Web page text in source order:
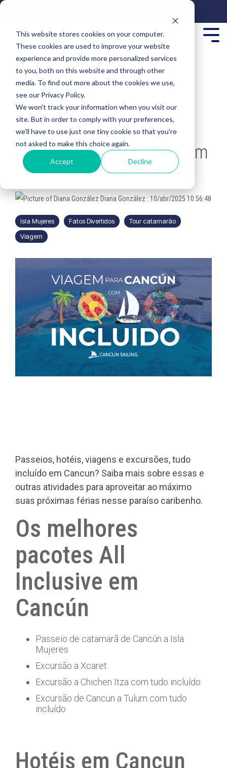
This website stores cookies on your computer.
These cookies are used to improve your website
experience and provide more personalized services
to you, both on this website and through other
media. To find out more about the cookies we use,
see our Privacy Policy.
We won't track your information when you visit our
site. But in order to comply with your preferences,
we'll have to use just one tiny cookie so that you're
not asked to make this choice again.
Accept Decline
2 MIN READ
Passeios e excursões com
tudo incluído em Cancún
Diana González : 10/abr/2025 10:56:48
Isla Mujeres Fatos Divertidos
Tour catamarão
Viagem
Passeios, hotéis, viagens e excursões, tudo
incluído em Cancun? Saiba mais sobre essas e
outras atividades para aproveitar ao máximo
suas próximas férias nesse paraíso caribenho.
Os melhores
pacotes All
Inclusive em
Cancún
Passeio de catamarã de Cancún a Isla
Mujeres
Excursão a Xcaret
Excursão a Chichen Itza com tudo incluído
Excursão de Cancun a Tulum com tudo
incluído
Hotéis em Cancun